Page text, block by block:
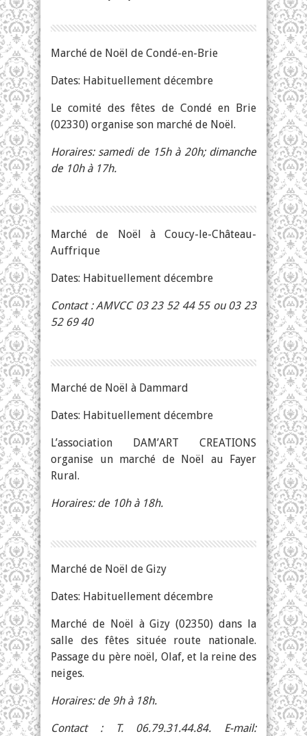
Marché de Noël de Condé-en-Brie
Dates: Habituellement décembre
Le comité des fêtes de Condé en Brie
(02330) organise son marché de Noël.
Horaires: samedi de 15h à 20h; dimanche
de 10h à 17h.
Marché de Noël à Coucy-le-Château-
Auffrique
Dates: Habituellement décembre
Contact : AMVCC 03 23 52 44 55 ou 03 23
52 69 40
Marché de Noël à Dammard
Dates: Habituellement décembre
L’association DAM’ART CREATIONS
organise un marché de Noël au Fayer
Rural.
Horaires: de 10h à 18h.
Marché de Noël de Gizy
Dates: Habituellement décembre
Marché de Noël à Gizy (02350) dans la
salle des fêtes située route nationale.
Passage du père noël, Olaf, et la reine des
neiges.
Horaires: de 9h à 18h.
Contact : T. 06.79.31.44.84. E-mail: